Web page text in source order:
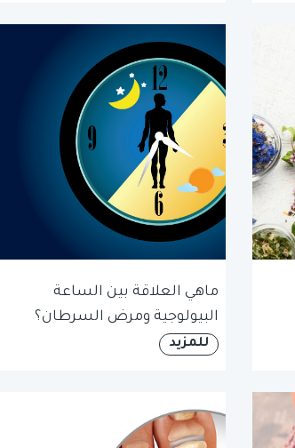
ماهي العلاقة بين الساعة
البيولوجية ومرض السرطان؟
للمزيد